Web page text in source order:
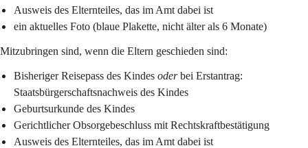
Ausweis des Elternteiles, das im Amt dabei ist
ein aktuelles Foto (blaue Plakette, nicht älter als 6 Monate)
Mitzubringen sind, wenn die Eltern geschieden sind:
Bisheriger Reisepass des Kindes oder bei Erstantrag:
Staatsbürgerschaftsnachweis des Kindes
Geburtsurkunde des Kindes
Gerichtlicher Obsorgebeschluss mit Rechtskraftbestätigung
Ausweis des Elternteiles, das im Amt dabei ist